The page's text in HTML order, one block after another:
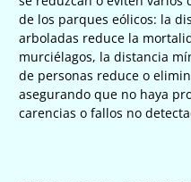
de los parques eólicos: la
arboladas reduce la
murciélagos, la distancia
de personas reduce o
asegurando que no haya
carencias o fallos no